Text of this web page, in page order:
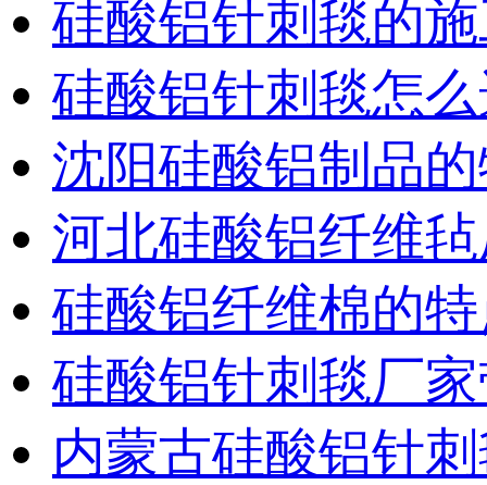
硅酸铝针刺毯的
硅酸铝针刺毯怎
沈阳硅酸铝制品
河北硅酸铝纤维
硅酸铝纤维棉的
硅酸铝针刺毯厂
内蒙古硅酸铝针